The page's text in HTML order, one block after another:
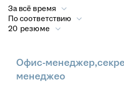
За всё время
По соответствию
20 резюме
Офис-
менеджео